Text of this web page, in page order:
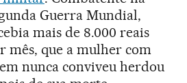
Guerra Mundial,
mais de 8.000 reais
mês, que a mulher com
nunca conviveu herdou